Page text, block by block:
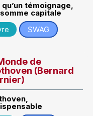
qu’un témoignage,
capitale
SWAG
de
(Bernard